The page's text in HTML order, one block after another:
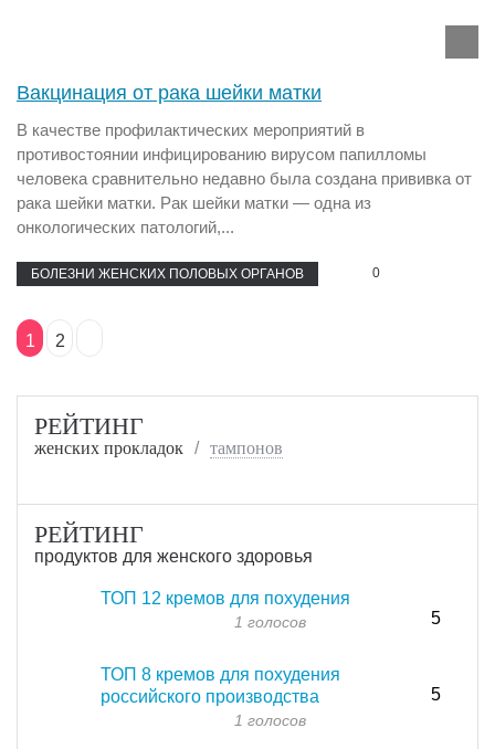
Вакцинация от рака шейки матки
В качестве профилактических мероприятий в
противостоянии инфицированию вирусом папилломы
человека сравнительно недавно была создана прививка от
рака шейки матки. Рак шейки матки — одна из
онкологических патологий,...
БОЛЕЗНИ ЖЕНСКИХ ПОЛОВЫХ ОРГАНОВ 0
1 2
РЕЙТИНГ
женских прокладок тампонов
РЕЙТИНГ
продуктов для женского здоровья
ТОП 12 кремов для похудения
1 голосов 5
ТОП 8 кремов для похудения
российского производства
1 голосов
5